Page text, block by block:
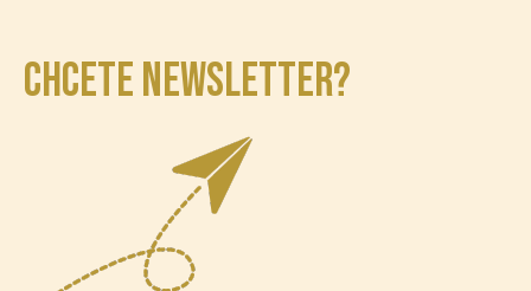
CHCETE NEWSLETTER?